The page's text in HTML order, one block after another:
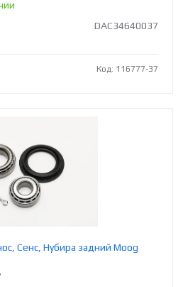
DAC34640037
Код: 116777-37
Сенс, Нубира задний Moog